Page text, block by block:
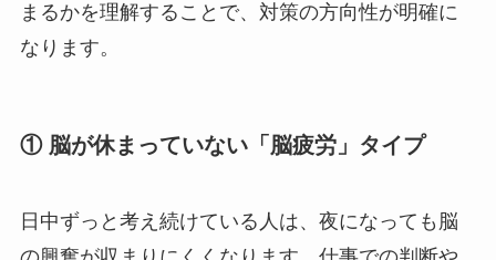
まるかを理解することで、対策の方向性が明確に
なります。
① 脳が休まっていない「脳疲労」タイプ
日中ずっと考え続けている人は、夜になっても脳